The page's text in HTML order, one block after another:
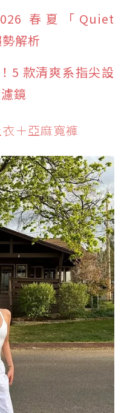
春夏「Quiet
解析
5 款清爽系指尖設
鏡
＋亞麻寬褲